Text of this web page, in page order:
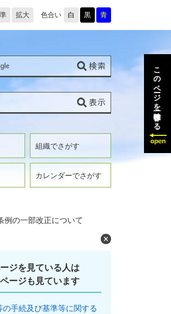
拡大 色合い 白 黒 青
組織でさがす
カレンダーでさがす
例の一部改正について
ジを見ている人は
ージも見ています
の手続及び基準等に関する
このページを一時保存する